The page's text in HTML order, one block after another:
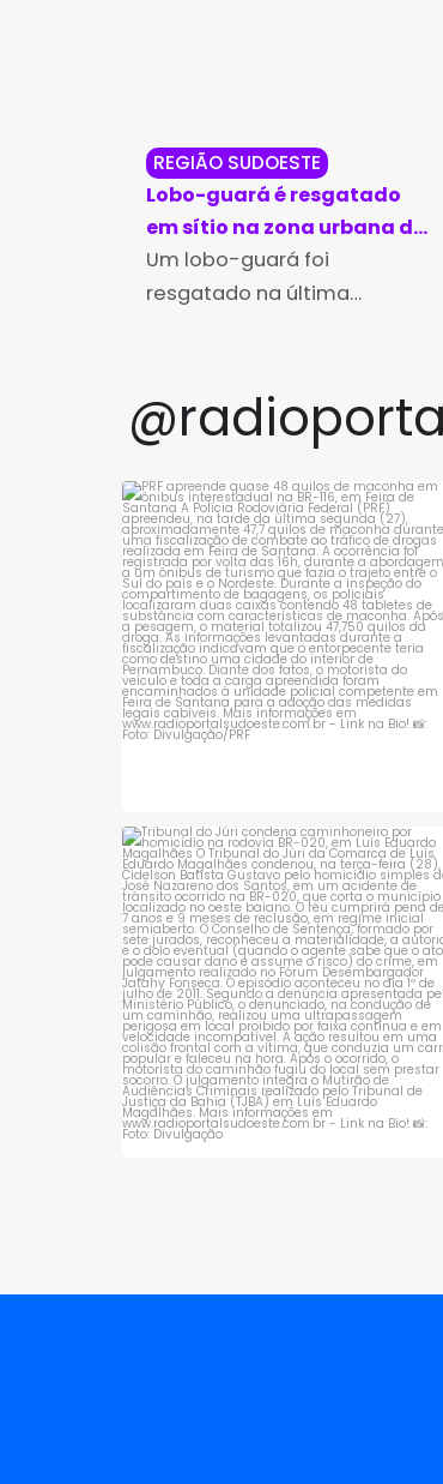
REGIÃO SUDOESTE
Lobo-guará é resgatado
em sítio na zona urbana de
Vitória da Conquista
Um lobo-guará foi
resgatado na última
Vila Elisa, em Vitória da
Conquista, no sudoeste da
pelo Centro de
PRF apreende quase 48 quilos de maconha
em ônibus...
1 0
Tribunal do Júri condena caminhoneiro
por...
1 0